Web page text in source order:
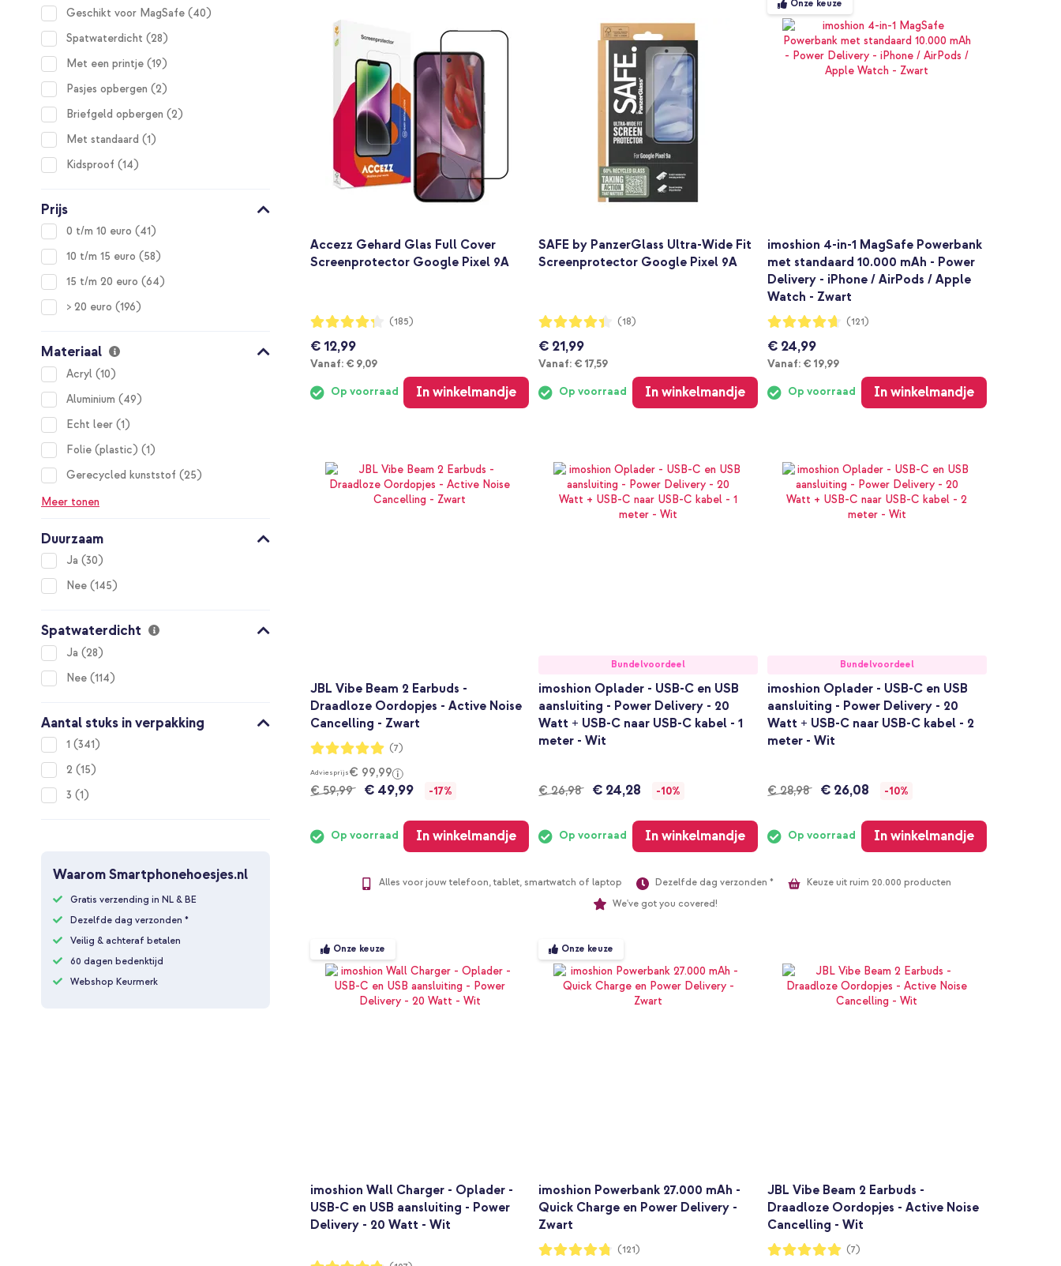
Accezz Gehard Glas Full Cover
Screenprotector Google Pixel 9A
Waardering:
85%
(185)
€ 12,99
Vanaf: Vanaf
€ 9,09
Op voorraad In winkelmandje
SAFE by PanzerGlass Ultra-Wide Fit
Screenprotector Google Pixel 9A
Waardering:
87%
(18)
€ 21,99
Vanaf: Vanaf
€ 17,59
Op voorraad In winkelmandje
Onze keuze
imoshion 4-in-1 MagSafe Powerbank
met standaard 10.000 mAh - Power
Delivery - iPhone / AirPods / Apple
Watch - Zwart
Waardering:
92%
(121)
€ 24,99
Vanaf: Vanaf
€ 19,99
Op voorraad In winkelmandje
JBL Vibe Beam 2 Earbuds -
Draadloze Oordopjes - Active Noise
Cancelling - Zwart
Waardering:
100%
(7)
Adviesprijs€ 99,99
€ 59,99
€ 49,99 -17%
Op voorraad In winkelmandje
Bundelvoordeel
imoshion Oplader - USB-C en USB
aansluiting - Power Delivery - 20
Watt + USB-C naar USB-C kabel - 1
meter - Wit
€ 26,98 € 24,28 -10%
Op voorraad In winkelmandje
Bundelvoordeel
imoshion Oplader - USB-C en USB
aansluiting - Power Delivery - 20
Watt + USB-C naar USB-C kabel - 2
meter - Wit
€ 28,98 € 26,08 -10%
Op voorraad In winkelmandje
Alles voor jouw telefoon, tablet, smartwatch of laptop Dezelfde dag verzonden *
Keuze uit ruim 20.000 producten
We've got you covered!
Onze keuze
imoshion Wall Charger - Oplader -
USB-C en USB aansluiting - Power
Delivery - 20 Watt - Wit
Onze keuze
imoshion Powerbank 27.000 mAh -
Quick Charge en Power Delivery -
Zwart
Waardering:
94%
(121)
JBL Vibe Beam 2 Earbuds -
Draadloze Oordopjes - Active Noise
Cancelling - Wit
Waardering:
100%
(7)
Geschikt voor MagSafe 40
items
Spatwaterdicht
28
items
Met een printje 19
items
Pasjes opbergen
2
items
Briefgeld opbergen
2
items
Met standaard
1
item
Kidsproof
14
items
Prijs
0 t/m 10 euro 41
items
10 t/m 15 euro
58
items
15 t/m 20 euro
64
items
> 20 euro
196
items
Materiaal
Acryl 10
items
Aluminium
49
items
Echt leer 1
item
Folie (plastic)
1
item
Gerecycled kunststof
25
items
Meer tonen
Duurzaam
Ja 30
items
Nee 145
items
Spatwaterdicht
Ja 28
items
Nee 114
items
Aantal stuks in verpakking
1 341
items
2
15
items
3
1
item
Waarom Smartphonehoesjes.nl
Gratis verzending in NL & BE
Dezelfde dag verzonden *
Veilig & achteraf betalen
60 dagen bedenktijd
Webshop Keurmerk